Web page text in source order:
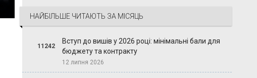
НАЙБІЛЬШЕ ЧИТАЮТЬ ЗА МІСЯЦЬ
11242
Вступ до вишів у 2026 році: мінімальні бали для
бюджету та контракту
12 липня 2026